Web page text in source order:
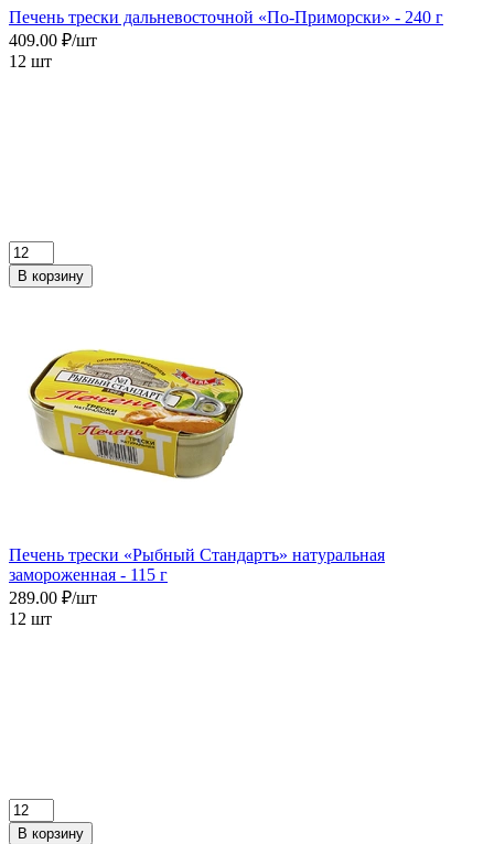
Печень трески дальневосточной «По-Приморски» - 240 г
409.00 ₽/шт
12 шт
В корзину
Печень трески «Рыбный Стандартъ» натуральная
замороженная - 115 г
289.00 ₽/шт
12 шт
В корзину